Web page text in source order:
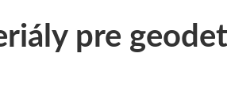
pre